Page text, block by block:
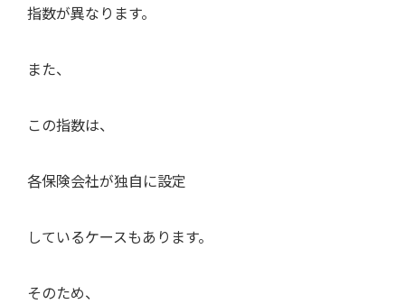
指数が異なります。
また、
この指数は、
各保険会社が独自に設定
しているケースもあります。
そのため、